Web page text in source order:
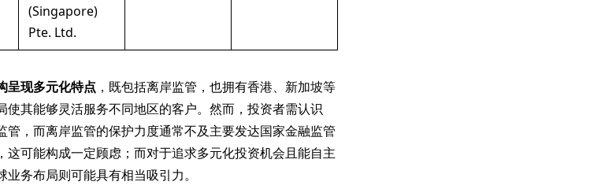
(Singapore)
Pte. Ltd.
呈现多元化特点 ，既包括离岸监管，也拥有香港、新加坡等
使其能够灵活服务不同地区的客户。然而，投资者需认识
，而离岸监管的保护力度通常不及主要发达国家金融监管
可能构成一定顾虑；而对于追求多元化投资机会且能自主
务布局则可能具有相当吸引力。